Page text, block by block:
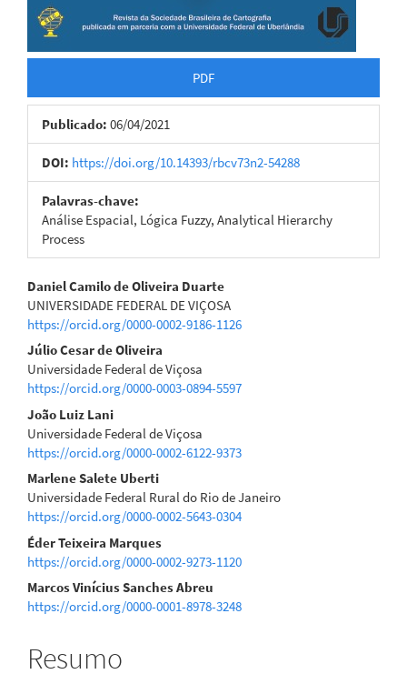
PDF
Publicado: 06/04/2021
DOI: https://doi.org/10.14393/rbcv73n2-54288
Palavras-chave:
Análise Espacial, Lógica Fuzzy, Analytical Hierarchy
Process
Conteúdo
do
artigo
principal
Daniel Camilo de Oliveira Duarte
UNIVERSIDADE FEDERAL DE VIÇOSA
https://orcid.org/0000-0002-9186-1126
Júlio Cesar de Oliveira
Universidade Federal de Viçosa
https://orcid.org/0000-0003-0894-5597
João Luiz Lani
Universidade Federal de Viçosa
https://orcid.org/0000-0002-6122-9373
Marlene Salete Uberti
Universidade Federal Rural do Rio de Janeiro
https://orcid.org/0000-0002-5643-0304
Éder Teixeira Marques
https://orcid.org/0000-0002-9273-1120
Marcos Vinícius Sanches Abreu
https://orcid.org/0000-0001-8978-3248
Resumo